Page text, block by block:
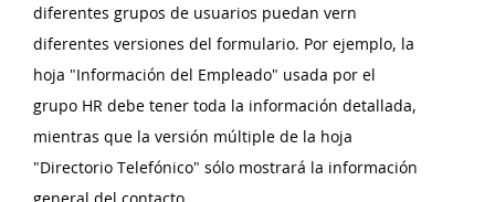
diferentes grupos de usuarios puedan vern
diferentes versiones del formulario. Por ejemplo, la
hoja "Información del Empleado" usada por el
grupo HR debe tener toda la información detallada,
mientras que la versión múltiple de la hoja
"Directorio Telefónico" sólo mostrará la información